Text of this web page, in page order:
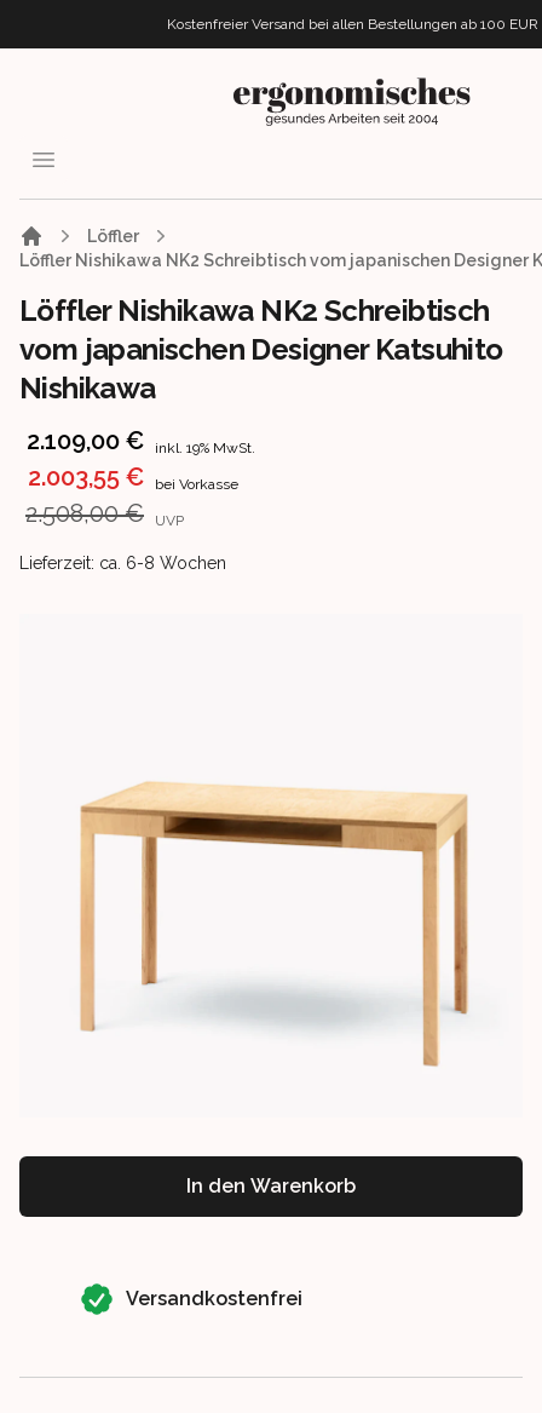
Kostenfreier Versand bei allen Bestellungen ab 100 EUR
ergonomisches.de
Open menu
Löffler
Löffler Nishikawa NK2 Schreibtisch vom japanischen Designer
Löffler Nishikawa NK2 Schreibtisch
vom japanischen Designer Katsuhito
Nishikawa
Product information
2.109,00 € inkl. 19% MwSt.
2.003,55 € bei Vorkasse
2.508,00 € UVP
Product delivery information
Lieferzeit: ca. 6-8 Wochen
In den Warenkorb
Versandkostenfrei